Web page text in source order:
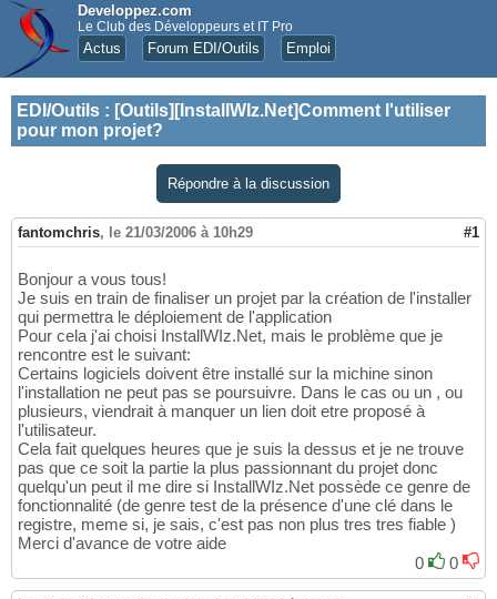
Developpez.com
Le Club des Développeurs et IT Pro
Actus Forum EDI/Outils Emploi
EDI/Outils : [Outils][InstallWIz.Net]Comment l'utiliser
pour mon projet?
Répondre à la discussion
fantomchris, le 21/03/2006 à 10h29 #1
Bonjour a vous tous!
Je suis en train de finaliser un projet par la création de l'installer
qui permettra le déploiement de l'application
Pour cela j'ai choisi InstallWIz.Net, mais le problème que je
rencontre est le suivant:
Certains logiciels doivent être installé sur la michine sinon
l'installation ne peut pas se poursuivre. Dans le cas ou un , ou
plusieurs, viendrait à manquer un lien doit etre proposé à
l'utilisateur.
Cela fait quelques heures que je suis la dessus et je ne trouve
pas que ce soit la partie la plus passionnant du projet donc
quelqu'un peut il me dire si InstallWIz.Net possède ce genre de
fonctionnalité (de genre test de la présence d'une clé dans le
registre, meme si, je sais, c'est pas non plus tres tres fiable )
Merci d'avance de votre aide
0
0